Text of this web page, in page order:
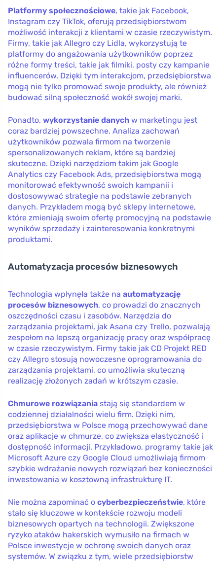
Platformy społecznościowe, takie jak Facebook,
Instagram czy TikTok, oferują przedsiębiorstwom
możliwość interakcji z klientami w czasie rzeczywistym.
Firmy, takie jak Allegro czy Lidla, wykorzystują te
platformy do angażowania użytkowników poprzez
różne formy treści, takie jak filmiki, posty czy kampanie
influencerów. Dzięki tym interakcjom, przedsiębiorstwa
mogą nie tylko promować swoje produkty, ale również
budować silną społeczność wokół swojej marki.
Ponadto, wykorzystanie danych w marketingu jest
coraz bardziej powszechne. Analiza zachowań
użytkowników pozwala firmom na tworzenie
spersonalizowanych reklam, które są bardziej
skuteczne. Dzięki narzędziom takim jak Google
Analytics czy Facebook Ads, przedsiębiorstwa mogą
monitorować efektywność swoich kampanii i
dostosowywać strategie na podstawie zebranych
danych. Przykładem mogą być sklepy internetowe,
które zmieniają swoim ofertę promocyjną na podstawie
wyników sprzedaży i zainteresowania konkretnymi
produktami.
Automatyzacja procesów biznesowych
Technologia wpłynęła także na automatyzację
procesów biznesowych, co prowadzi do znacznych
oszczędności czasu i zasobów. Narzędzia do
zarządzania projektami, jak Asana czy Trello, pozwalają
zespołom na lepszą organizację pracy oraz współpracę
w czasie rzeczywistym. Firmy takie jak CD Projekt RED
czy Allegro stosują nowoczesne oprogramowania do
zarządzania projektami, co umożliwia skuteczną
realizację złożonych zadań w krótszym czasie.
Chmurowe rozwiązania stają się standardem w
codziennej działalności wielu firm. Dzięki nim,
przedsiębiorstwa w Polsce mogą przechowywać dane
oraz aplikacje w chmurze, co zwiększa elastyczność i
dostępność informacji. Przykładowo, programy takie jak
Microsoft Azure czy Google Cloud umożliwiają firmom
szybkie wdrażanie nowych rozwiązań bez konieczności
inwestowania w kosztowną infrastrukturę IT.
Nie można zapominać o cyberbezpieczeństwie, które
stało się kluczowe w kontekście rozwoju modeli
biznesowych opartych na technologii. Zwiększone
ryzyko ataków hakerskich wymusiło na firmach w
Polsce inwestycje w ochronę swoich danych oraz
systemów. W związku z tym, wiele przedsiębiorstw